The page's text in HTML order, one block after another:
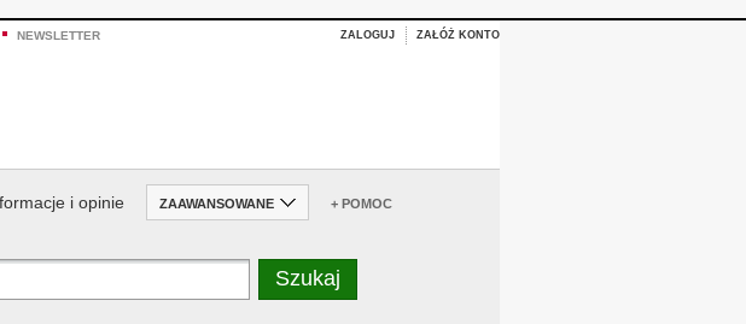
NEWSLETTER ZALOGUJ ZAŁÓŻ KONTO
i opinie ZAAWANSOWANE + POMOC